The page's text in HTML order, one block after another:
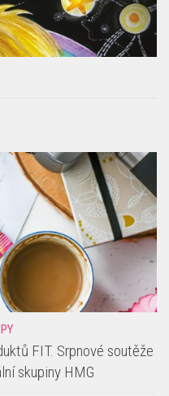
FIT. Srpnové soutěže
skupiny HMG